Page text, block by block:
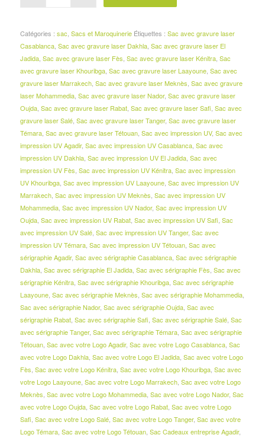
Catégories : sac Sacs et Maroquinerie Étiquettes : Sac avec gravure laser
Casablanca, Sac avec gravure laser Dakhla, Sac avec gravure laser El
Jadida, Sac avec gravure laser Fès Sac avec gravure laser Kénitra, Sac
avec gravure laser Khouribga, Sac avec gravure laser Laayoune, Sac avec
gravure laser Marrakech, Sac avec gravure laser Meknès Sac avec gravure
laser Mohammedia, Sac avec gravure laser Nador, Sac avec gravure laser
Oujda, Sac avec gravure laser Rabat, Sac avec gravure laser Safi Sac avec
gravure laser Salé, Sac avec gravure laser Tanger, Sac avec gravure laser
Témara, Sac avec gravure laser Tétouan, Sac avec impression UV, Sac avec
impression UV Agadir, Sac avec impression UV Casablanca, Sac avec
impression UV Dakhla, Sac avec impression UV El Jadida, Sac avec
impression UV Fès Sac avec impression UV Kénitra, Sac avec impression
UV Khouribga, Sac avec impression UV Laayoune, Sac avec impression UV
Marrakech, Sac avec impression UV Meknès Sac avec impression UV
Mohammedia, Sac avec impression UV Nador, Sac avec impression UV
Oujda, Sac avec impression UV Rabat, Sac avec impression UV Safi Sac
avec impression UV Salé, Sac avec impression UV Tanger, Sac avec
impression UV Témara, Sac avec impression UV Tétouan, Sac avec
sérigraphie Agadir, Sac avec sérigraphie Casablanca, Sac avec sérigraphie
Dakhla, Sac avec sérigraphie El Jadida, Sac avec sérigraphie Fès Sac avec
sérigraphie Kénitra, Sac avec sérigraphie Khouribga, Sac avec sérigraphie
Laayoune, Sac avec sérigraphie Meknès Sac avec sérigraphie Mohammedia,
Sac avec sérigraphie Nador, Sac avec sérigraphie Oujda, Sac avec
sérigraphie Rabat, Sac avec sérigraphie Safi Sac avec sérigraphie Salé, Sac
avec sérigraphie Tanger, Sac avec sérigraphie Témara, Sac avec sérigraphie
Tétouan, Sac avec votre Logo Agadir, Sac avec votre Logo Casablanca, Sac
avec votre Logo Dakhla, Sac avec votre Logo El Jadida, Sac avec votre Logo
Fès Sac avec votre Logo Kénitra, Sac avec votre Logo Khouribga, Sac avec
votre Logo Laayoune, Sac avec votre Logo Marrakech, Sac avec votre Logo
Meknès Sac avec votre Logo Mohammedia, Sac avec votre Logo Nador, Sac
avec votre Logo Oujda, Sac avec votre Logo Rabat, Sac avec votre Logo
Safi Sac avec votre Logo Salé, Sac avec votre Logo Tanger, Sac avec votre
Logo Témara, Sac avec votre Logo Tétouan, Sac Cadeaux entreprise Agadir,